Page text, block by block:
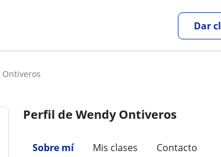
Dar
Ontiveros
Perfil de Wendy Ontiveros
Sobre mí Mis clases Contacto